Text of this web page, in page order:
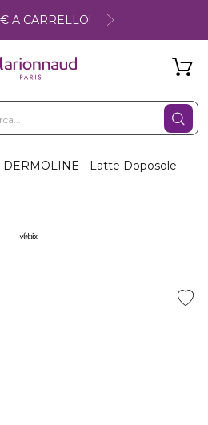
A CARRELLO!
DERMOLINE - Latte Doposole